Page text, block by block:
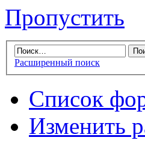
Пропустить
Расширенный поиск
Список
Изменить